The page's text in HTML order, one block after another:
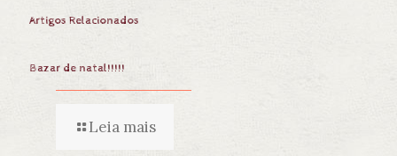
Artigos Relacionados
Bazar de natal!!!!!
Leia mais